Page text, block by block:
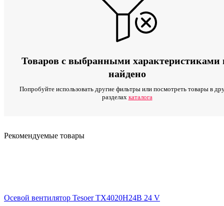
Товаров с выбранными характеристиками
найдено
Попробуйте использовать другие фильтры или посмотреть товары в
разделах каталога
Рекомендуемые товары
Осевой вентилятор Tesoer TX4020H24B 24 V